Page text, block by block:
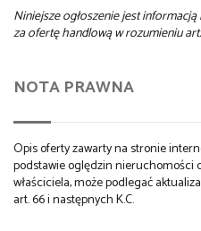
Niniejsze ogłoszenie jest
za ofertę handlową w rozumieniu
NOTA PRAWNA
Opis oferty zawarty na stronie
podstawie oględzin nieruchomości
właściciela, może podlegać
art. 66 i następnych K.C.